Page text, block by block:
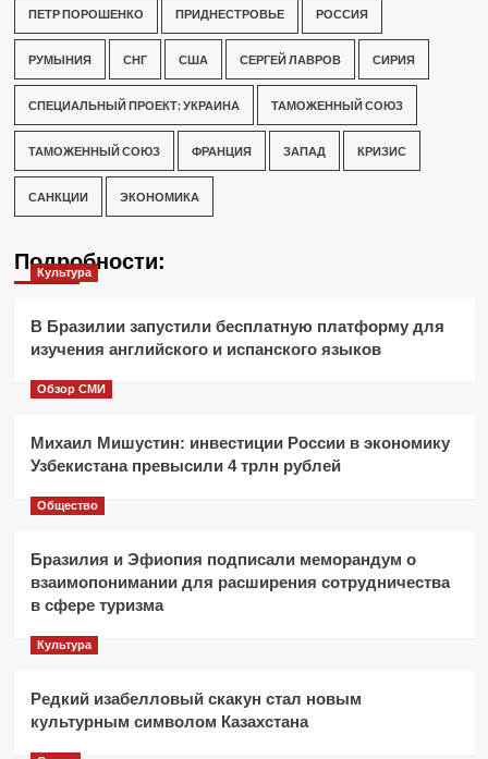
ПЕТР ПОРОШЕНКО ПРИДНЕСТРОВЬЕ РОССИЯ
РУМЫНИЯ СНГ США СЕРГЕЙ ЛАВРОВ СИРИЯ
СПЕЦИАЛЬНЫЙ ПРОЕКТ: УКРАИНА ТАМОЖЕННЫЙ СОЮЗ
ТАМОЖЕННЫЙ СОЮЗ ФРАНЦИЯ ЗАПАД КРИЗИС
САНКЦИИ ЭКОНОМИКА
Подробности:
Культура
В Бразилии запустили бесплатную платформу для
изучения английского и испанского языков
Обзор СМИ
Михаил Мишустин: инвестиции России в экономику
Узбекистана превысили 4 трлн рублей
Общество
Бразилия и Эфиопия подписали меморандум о
взаимопонимании для расширения сотрудничества
в сфере туризма
Культура
Редкий изабелловый скакун стал новым
культурным символом Казахстана